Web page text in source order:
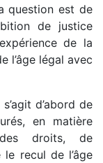
question est de
de justice
de la
l’âge légal avec
d’abord de
en matière
droits, de
recul de l’âge